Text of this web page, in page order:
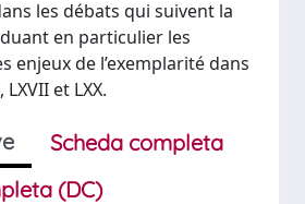
les débats qui suivent la
en particulier les
enjeux de l’exemplarité dans
et LXX.
Scheda completa
(DC)